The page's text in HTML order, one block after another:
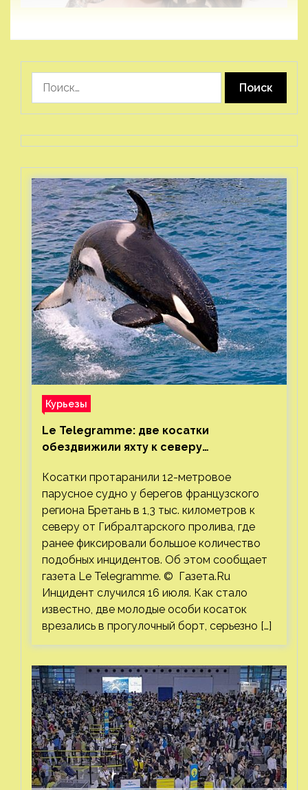
Курьезы
Le Telegramme: две косатки
обездвижили яхту к северу
Косатки протаранили 12-метровое
парусное судно у берегов французского
региона Бретань в 1,3 тыс. километров к
северу от Гибралтарского пролива, где
ранее фиксировали большое количество
подобных инцидентов. Об этом сообщает
газета Le Telegramme. © Газета.Ru
Инцидент случился 16 июля. Как стало
известно, две молодые особи косаток
врезались в прогулочный борт, серьезно […]